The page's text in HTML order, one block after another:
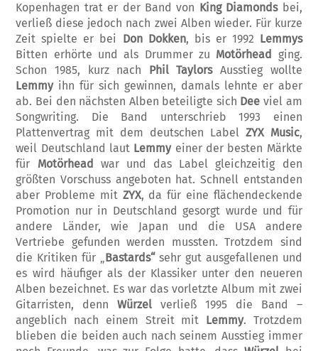
Kopenhagen trat er der Band von King Diamondsbei,
verließ diese jedoch nach zwei Alben wieder. Für kurze
Zeit spielte er bei Don Dokken, bis er 1992 Lemmys
Bitten erhörte und als Dru­mmer zu Motörhead
ging.
Schon 1985, kurz nach Phil TaylorsAusstieg wollte
Lemmyihn für sich gewinnen, damals lehnte er aber
ab. Bei den nächsten Alben beteiligte sich Dee viel am
Songwriting. Die Band unterschrieb 1993 einen
Plattenvertrag mit dem deutschen Label ZYX Music,
weil Deutschland laut Lemmyeiner der besten Märkte
für Motörhead
war und das Label gleichzeitig den
größten Vor­schuss angeboten hat. Schnell entstanden
aber Probleme mit ZYX, da für eine flächen­deckende
Promotion nur in Deutschland ge­sorgt wurde und für
andere Länder, wie Japan und die USA andere
Vertriebe gefunden wer­den mussten. Trotzdem sind
die Kritiken für „Bastards“ sehr gut ausgefallenen und
es wird häufiger als der Klassiker unter den neueren
Alben bezeichnet. Es war das vorletzte Album mit zwei
Gitarristen, dennWürzel verließ 1995 die Band –
angeblich nach einem Streit mit Lemmy. Trotzdem
blieben die beiden auch nach seinem Ausstieg immer